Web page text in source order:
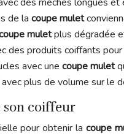
de la coupe mulet
muletplus dégradée
des produits coiffants
avec une coupe mulet
plus de volume sur le
coiffeur
pour obtenir lacoupe